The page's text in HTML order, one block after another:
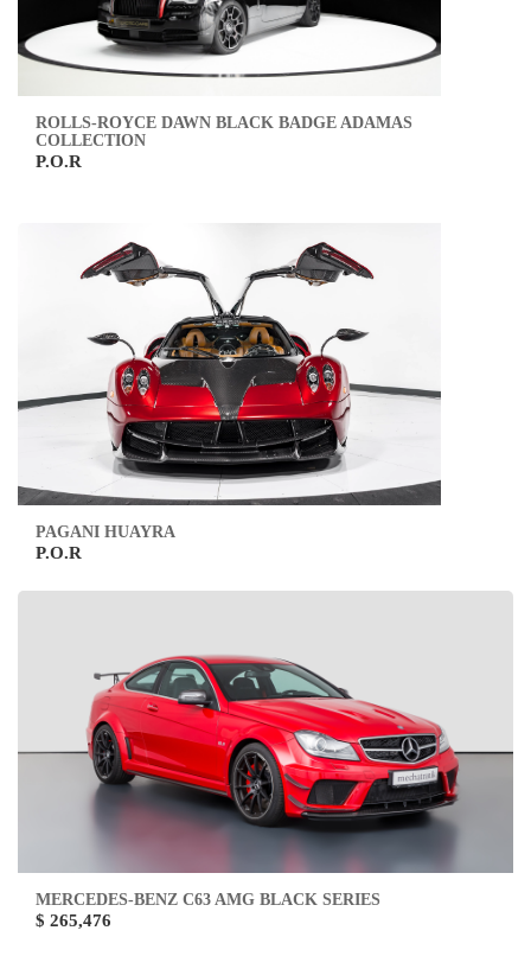
ROLLS-ROYCE DAWN BLACK BADGE ADAMAS
COLLECTION
P.O.R
PAGANI HUAYRA
P.O.R
MERCEDES-BENZ C63 AMG BLACK SERIES
$ 265,476